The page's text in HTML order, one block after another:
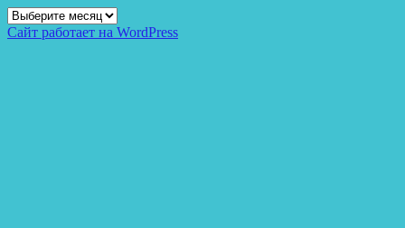
Архивы
Сайт работает на WordPress